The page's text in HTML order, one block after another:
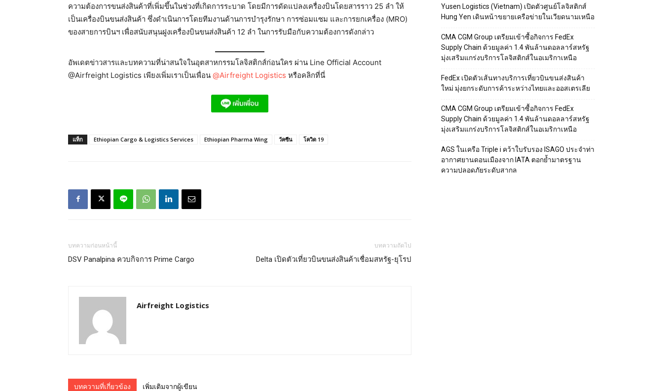
ความต้องการขนส่งสินค้าที่เพิ่มขึ้นในช่วงที่เกิดการระบาด โดยมีการดัดแปลงเครื่องบินโดยสารราว 25 ลำ ให้
เป็นเครื่องบินขนส่งสินค้า ซึ่งดำเนินการโดยทีมงานด้านการบำรุงรักษา การซ่อมแซม และการยกเครื่อง (MRO)
ของสายการบินฯ เพื่อสนับสนุนฝูงเครื่องบินขนส่งสินค้า 12 ลำ ในการรับมือกับความต้องการดังกล่าว
อัพเดตข่าวสารและบทความที่น่าสนใจในอุตสาหกรรมโลจิสติกส์ก่อนใคร ผ่าน Line Official Account
@Airfreight Logistics เพียงเพิ่มเราเป็นเพื่อน @Airfreight Logistics หรือคลิกที่นี่
แท็ก Ethiopian Cargo & Logistics Services Ethiopian Pharma Wing วัคซีน โควิด 19
บทความก่อนหน้านี้
DSV Panalpina ควบกิจการ Prime Cargo
บทความถัดไป
Delta เปิดตัวเที่ยวบินขนส่งสินค้าเชื่อมสหรัฐ-ยุโรป
Airfreight Logistics
บทความที่เกี่ยวข้อง เพิ่มเติมจากผู้เขียน
Yusen Logistics (Vietnam) เปิดตัวศูนย์โลจิสติกส์
Hung Yen เดินหน้าขยายเครือข่ายในเวียดนามเหนือ
CMA CGM Group เตรียมเข้าซื้อกิจการ FedEx
Supply Chain ด้วยมูลค่า 1.4 พันล้านดอลลาร์สหรัฐ
มุ่งเสริมแกร่งบริการโลจิสติกส์ในอเมริกาเหนือ
FedEx เปิดตัวเส้นทางบริการเที่ยวบินขนส่งสินค้า
ใหม่ มุ่งยกระดับการค้าระหว่างไทยและออสเตรเลีย
CMA CGM Group เตรียมเข้าซื้อกิจการ FedEx
Supply Chain ด้วยมูลค่า 1.4 พันล้านดอลลาร์สหรัฐ
มุ่งเสริมแกร่งบริการโลจิสติกส์ในอเมริกาเหนือ
AGS ในเครือ Triple i คว้าใบรับรอง ISAGO ประจำท่า
อากาศยานดอนเมืองจาก IATA ตอกย้ำมาตรฐาน
ความปลอดภัยระดับสากล